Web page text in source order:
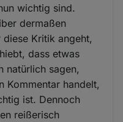
wichtig sind.
dermaßen
Kritik angeht,
dass etwas
natürlich sagen,
Kommentar handelt,
ist. Dennoch
reißerisch